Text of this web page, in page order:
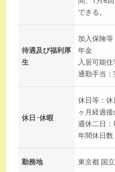
できる。
待遇及び福利厚
生
加入保険
年金
入居可能
通勤手当
休日･休暇
休日等：
ヶ月経過
週休二日：
年間休日数
勤務地 東京都 国